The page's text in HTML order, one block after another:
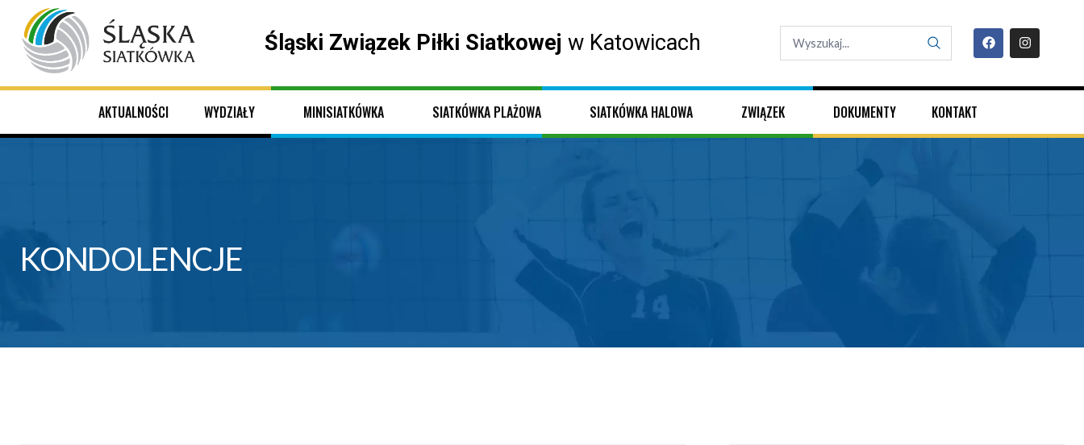
Śląski Związek Piłki Siatkowej w Katowicach
AKTUALNOŚCI WYDZIAŁY MINISIATKÓWKA SIATKÓWKA PLAŻOWA SIATKÓWKA HALOWA ZWIĄZEK DOKUMENTY KONTAKT
KONDOLENCJE